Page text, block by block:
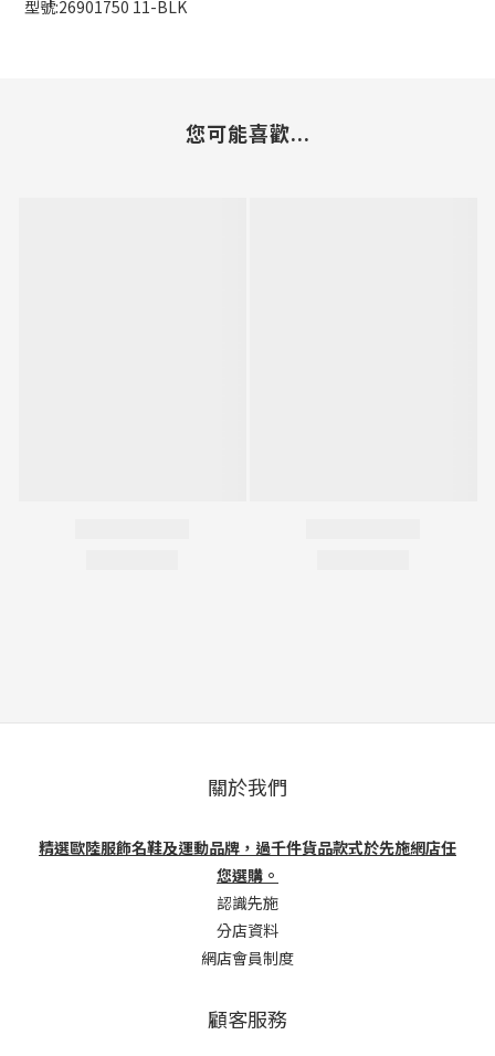
型號:26901750 11-BLK
您可能喜歡...
關於我們
精選歐陸服飾名鞋及運動品牌，過千件貨品款式於先施網店任
您選購。
認識先施
分店資料
網店會員制度
顧客服務